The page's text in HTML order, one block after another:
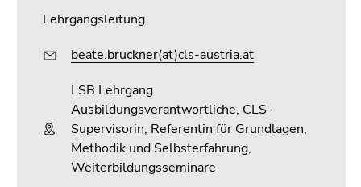
Lehrgangsleitung
beate.bruckner(at)cls-austria.at
LSB Lehrgang
Ausbildungsverantwortliche, CLS-
Supervisorin, Referentin für Grundlagen,
Methodik und Selbsterfahrung,
Weiterbildungsseminare